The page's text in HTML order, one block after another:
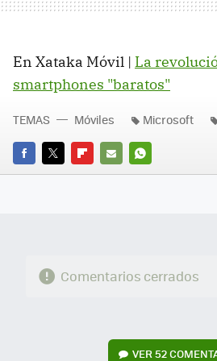
En Xataka Móvil | La
smartphones "baratos"
FACEBOOK
TWITTERFLIPBOARD
E-
WHATSAPP
TEMAS Móviles Microsoft
Comentarios cerrados
VER52